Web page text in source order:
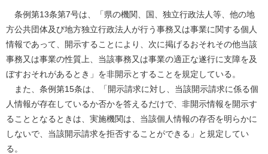
条例第13条第7号は、「県の機関、国、独立行政法人等、他の地
方公共団体及び地方独立行政法人が行う事務又は事業に関する個人
情報であって、開示することにより、次に掲げるおそれその他当該
事務又は事業の性質上、当該事務又は事業の適正な遂行に支障を及
ぼすおそれがあるとき」を非開示とすることを規定している。
また、条例第15条は、「開示請求に対し、当該開示請求に係る個
人情報が存在しているか否かを答えるだけで、非開示情報を開示す
ることとなるときは、実施機関は、当該個人情報の存否を明らかに
しないで、当該開示請求を拒否することができる」と規定してい
る。